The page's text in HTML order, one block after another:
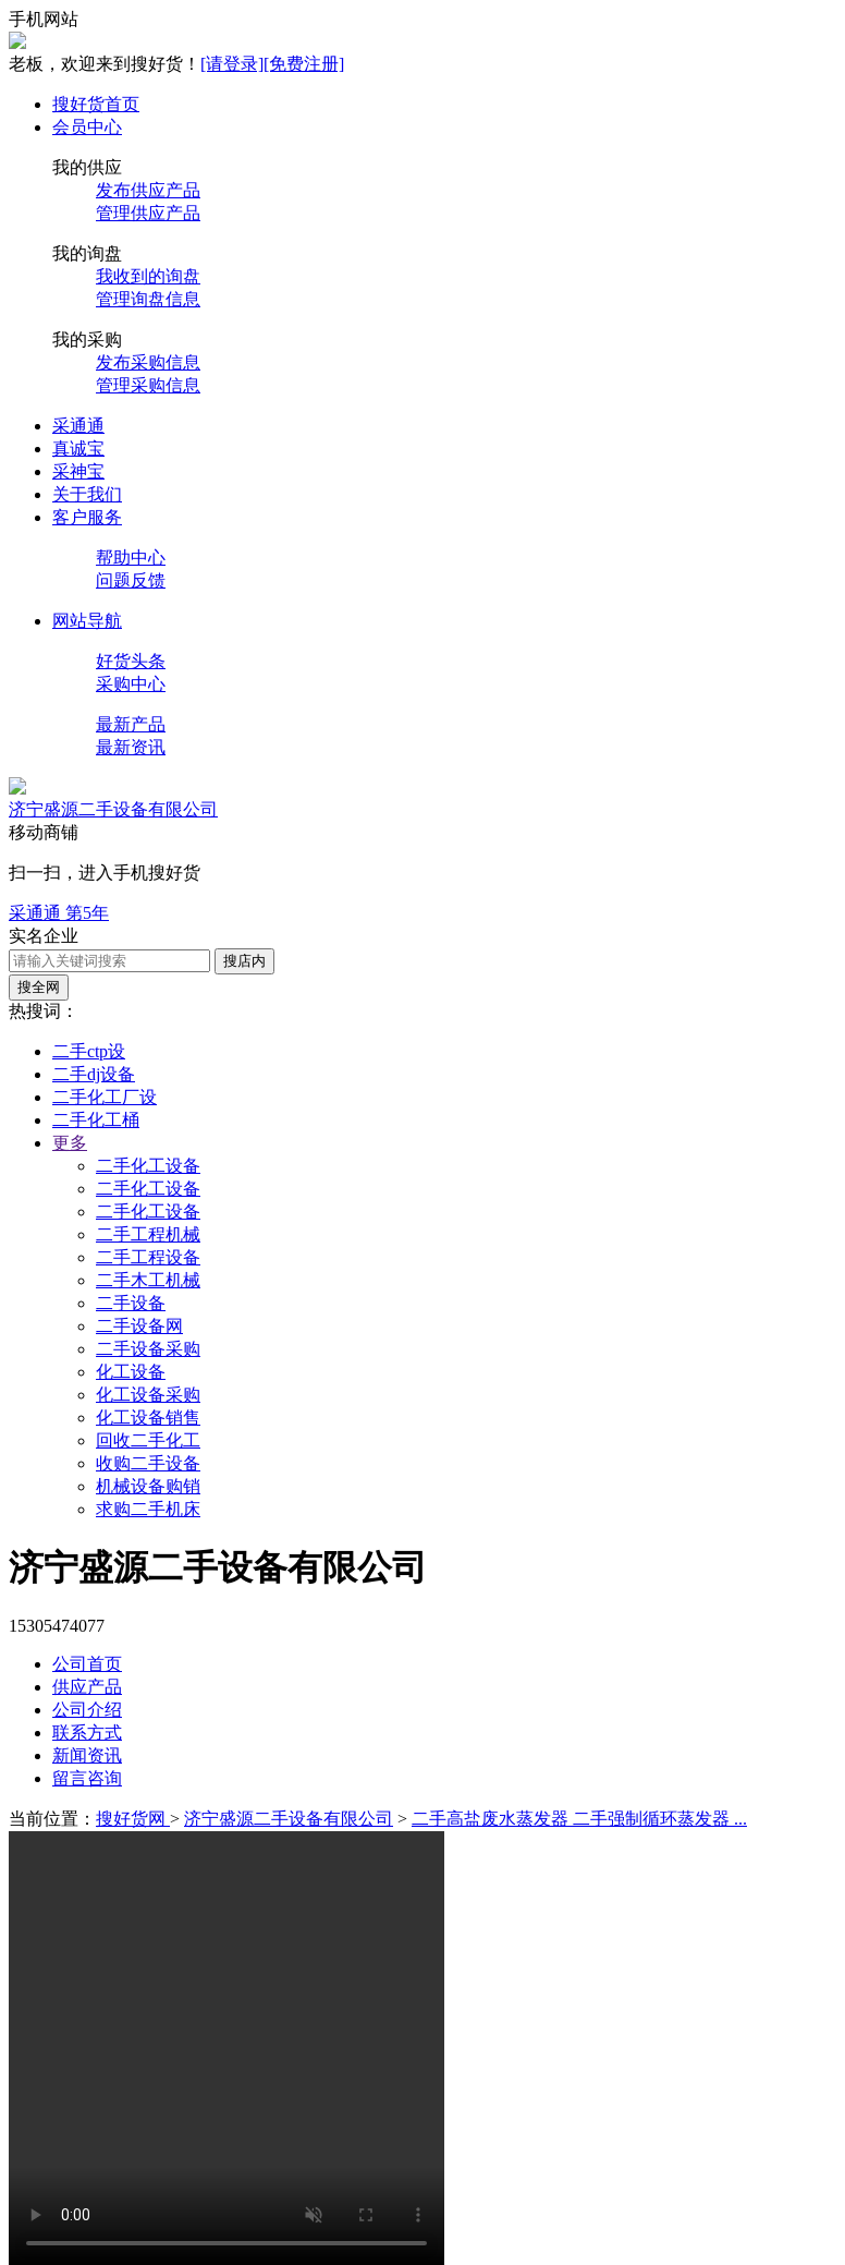
手机网站
老板，欢迎来到搜好货！ [请登录][免费注册]
搜好货首页
会员中心
我的供应
发布供应产品
管理供应产品
我的询盘
我收到的询盘
管理询盘信息
我的采购
发布采购信息
管理采购信息
采通通
真诚宝
采神宝
关于我们
客户服务
帮助中心
问题反馈
网站导航
好货头条
采购中心
最新产品
最新资讯
济宁盛源二手设备有限公司
移动商铺
扫一扫，进入手机搜好货
采通通 第5年
实名企业
搜店内
搜全网
热搜词：
二手ctp设
二手dj设备
二手化工厂设
二手化工桶
更多
二手化工设备
二手化工设备
二手化工设备
二手工程机械
二手工程设备
二手木工机械
二手设备
二手设备网
二手设备采购
化工设备
化工设备采购
化工设备销售
回收二手化工
收购二手设备
机械设备购销
求购二手机床
济宁盛源二手设备有限公司
15305474077
公司首页
供应产品
公司介绍
联系方式
新闻资讯
留言咨询
当前位置： 搜好货网 > 济宁盛源二手设备有限公司 > 二手高盐废水蒸发器 二手强制循环蒸发器 ...